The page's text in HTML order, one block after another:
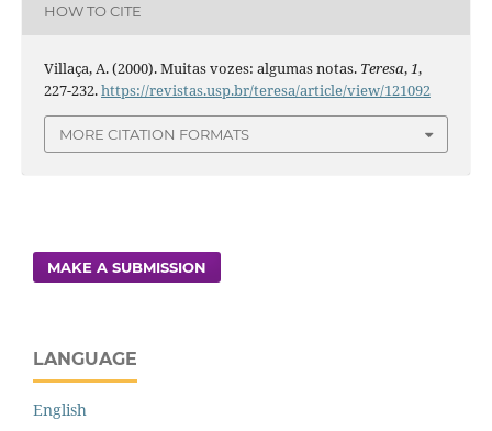
HOW TO CITE
Villaça, A. (2000). Muitas vozes: algumas notas. Teresa,1,
227-232.https://revistas.usp.br/teresa/article/view/121092
MORE CITATION FORMATS
MAKE A SUBMISSION
LANGUAGE
English